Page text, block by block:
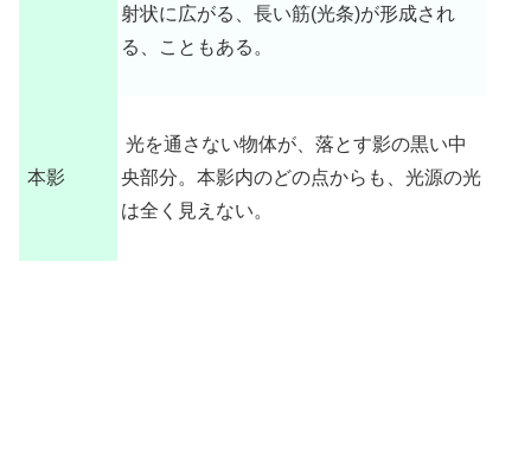
射状に広がる、長い筋(光条)が形成され
る、こともある。
本影
光を通さない物体が、落とす影の黒い中
央部分。本影内のどの点からも、光源の光
は全く見えない。